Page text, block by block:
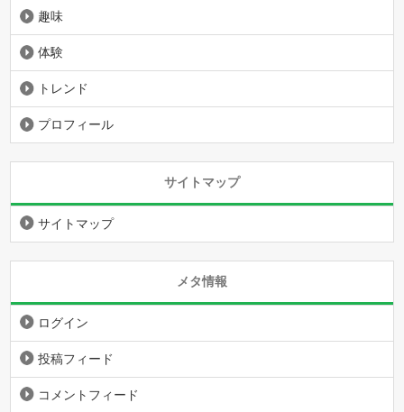
趣味
体験
トレンド
プロフィール
サイトマップ
サイトマップ
メタ情報
ログイン
投稿フィード
コメントフィード